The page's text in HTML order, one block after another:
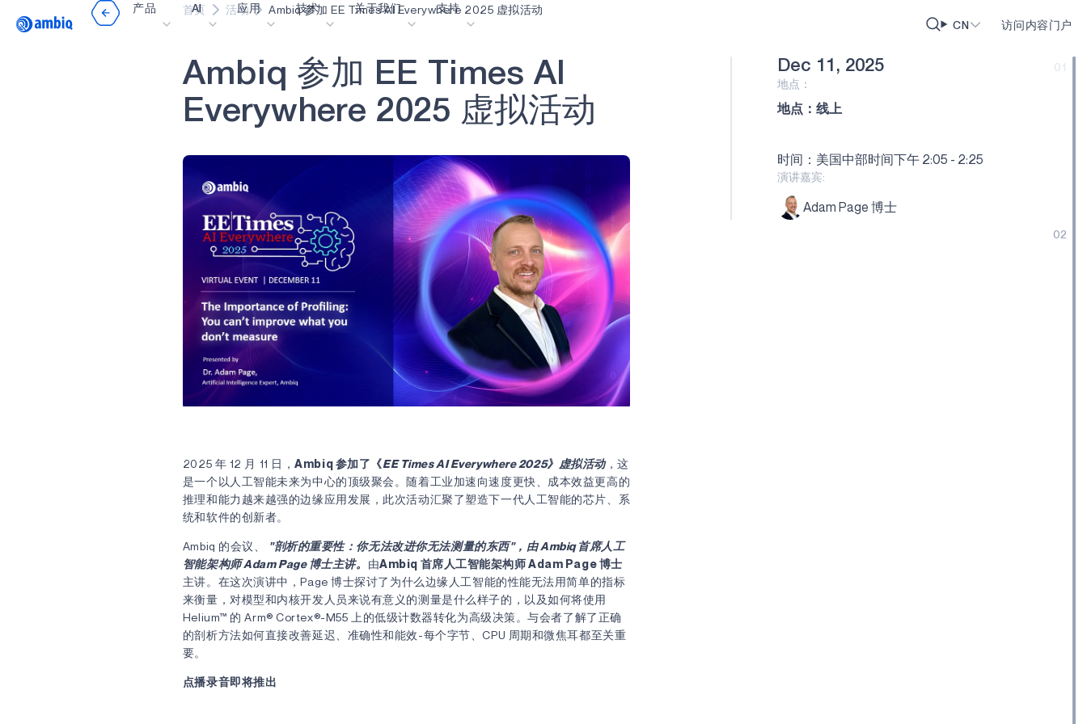
产品 AI 应用
医疗健康
工业边缘
智能卡
可穿戴设备
游戏
可听戴设备
技术
blueSPOT
graphiqSPOT
secureSPOT
turboSPOT
关于我们
博客
职业生涯
投资者关系
消息
合作伙伴关系的成功亮点
为何选择 Ambiq
什么是边缘 AI？
支持
内容门户网站
术语表
我们的合作伙伴
资源
视频资料库
购买地点
常见问题
CN 访问内容门户
01
02
首页 活动 Ambiq 参加 EE Times AI Everywhere 2025 虚拟活动
Am biq 参加 E E imes AI
Everyw here 2025 虚拟活动
Dec 11, 2025
地点：
地点：线上
时间：美国中部时间下午 2:05 - 2:25
演讲嘉宾:
Adam Page 博士
2025 年 12 月 11 日，Ambiq 参加了《EE Times AI Everywhere 2025》虚拟活动，这
是一个以人工智能未来为中心的顶级聚会。随着工业加速向速度更快、成本效益更高的
推理和能力越来越强的边缘应用发展，此次活动汇聚了塑造下一代人工智能的芯片、系
统和软件的创新者。
Ambiq 的会议、
"剖析的重要性：你无法改进你无法测量的东西"，由 Ambiq 首席人工
智能架构师 Adam Page 博士主讲。 由Ambiq 首席人工智能架构师 Adam Page 博士
主讲。在这次演讲中，Page 博士探讨了为什么边缘人工智能的性能无法用简单的指标
来衡量，对模型和内核开发人员来说有意义的测量是什么样子的，以及如何将使用
Helium™ 的 Arm® Cortex®-M55 上的低级计数器转化为高级决策。与会者了解了正确
的剖析方法如何直接改善延迟、准确性和能效-每个字节、CPU 周期和微焦耳都至关重
要。
点播录音即将推出
填写并提交以下表格以访问
Everywhere 2025 虚拟活动" 资
姓氏
公司
工作电子邮件
电话号码
国家/地区
留言
我同意隐私政策
发送
"Ambiq 参加 EE Times AI Everywhere 2025 虚拟活动"
材料
Video title
OK